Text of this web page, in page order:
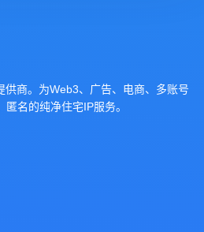
供商。为Web3、广告、电商、多账号
名的纯净住宅IP服务。